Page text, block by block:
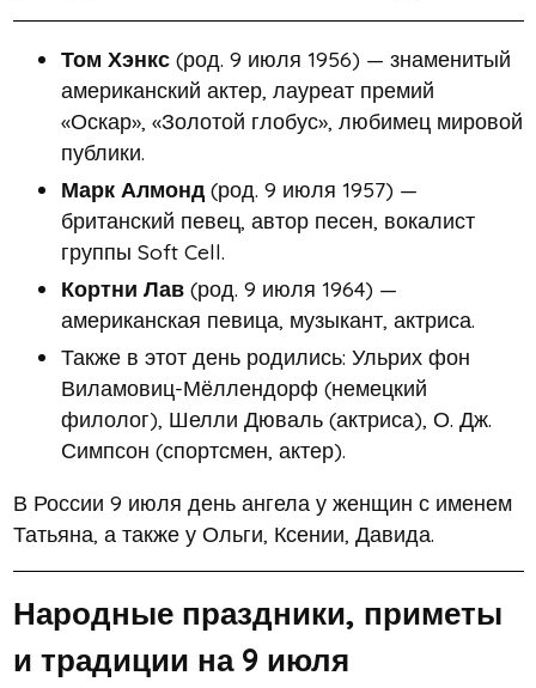
Том Хэнкс(род. 9 июля 1956) — знаменитый
американский актер, лауреат премий
«Оскар», «Золотой глобус», любимец мировой
публики.
Марк Алмонд(род. 9 июля 1957) —
британский певец, автор песен, вокалист
группы Soft Cell.
Кортни Лав(род. 9 июля 1964) —
американская певица, музыкант, актриса.
Также в этот день родились: Ульрих фон
Виламовиц-Мёллендорф (немецкий
филолог), Шелли Дюваль (актриса), О. Дж.
Симпсон (спортсмен, актер).
В России 9 июля день ангела у женщин с именем
Татьяна, а также у Ольги, Ксении, Давида.
Народные праздники, приметы
и традиции на 9 июля